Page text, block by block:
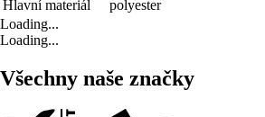
Hlavní materiál
polyester
Loading...
Loading...
Všechny naše značky